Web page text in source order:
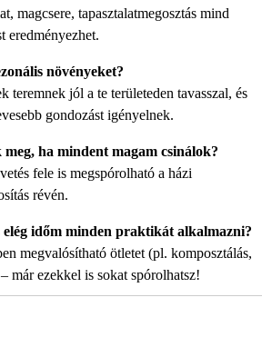
magcsere, tapasztalatmegosztás mind
eredményezhet.
növényeket?
teremnek jól a te területeden tavasszal, és
gondozást igényelnek.
ha mindent magam csinálok?
fele is megspórolható a házi
révén.
elég időm minden praktikát alkalmazni?
megvalósítható ötletet (pl. komposztálás,
már ezekkel is sokat spórolhatsz!